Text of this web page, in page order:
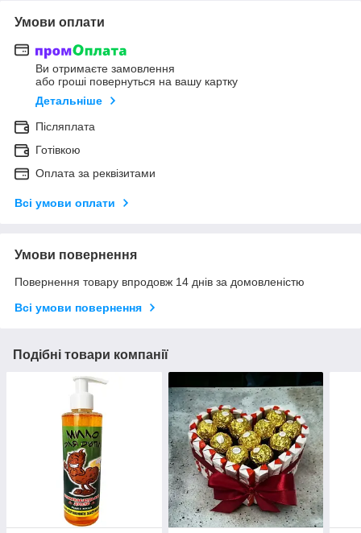
Умови оплати
Ви отримаєте замовлення
або гроші повернуться на вашу картку
Детальніше
Післяплата
Готівкою
Оплата за реквізитами
Всі умови оплати
Умови повернення
Повернення товару впродовж 14 днів за домовленістю
Всі умови повернення
Подібні товари компанії